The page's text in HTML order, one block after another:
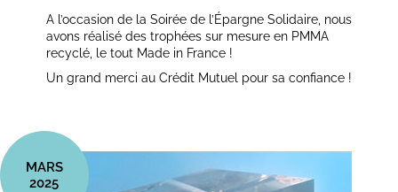
A l’occasion de la Soirée de l’Épargne Solidaire, nous
avons réalisé des trophées sur mesure en PMMA
recyclé, le tout Made in France !
Un grand merci au Crédit Mutuel pour sa confiance !
MARS
2025